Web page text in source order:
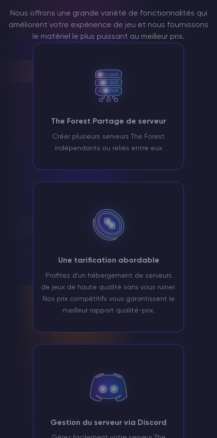
Nous offrons une grande variété de fonctionnalités qui
améliorent votre expérience de jeu et nous fournissons
le matériel le plus puissant au meilleur prix.
The Forest Partage de serveur
Créer plusieurs serveurs The Forest
indépendants ou reliés entre eux
Une tarification abordable
Profitez d'un hébergement de serveurs
de jeux de haute qualité sans vous ruiner.
Nos prix compétitifs vous garantissent le
meilleur rapport qualité-prix.
Gestion du serveur via Discord